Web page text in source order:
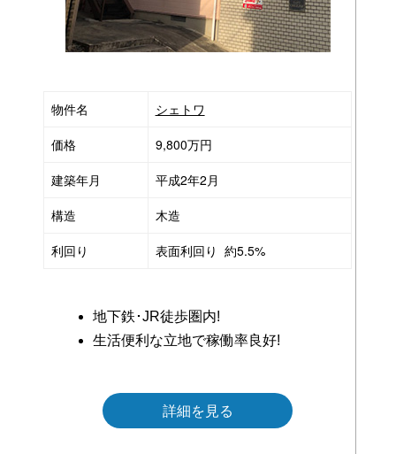
物件名
シェトワ
価格
9,800万円
建築年月
平成2年2月
構造
木造
利回り
表面利回り 約5.5%
地下鉄･JR徒歩圏内!
生活便利な立地で稼働率良好!
詳細を見る